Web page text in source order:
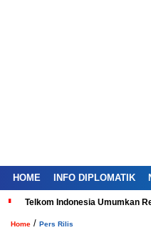
HOME INFO DIPLOMATIK
Telkom Indonesia Umumkan
Home / Pers Rilis